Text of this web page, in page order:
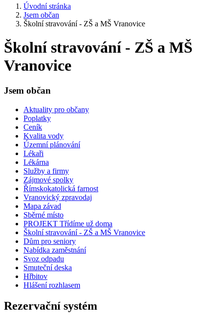
Úvodní stránka
Jsem občan
Školní stravování - ZŠ a MŠ Vranovice
Školní stravování - ZŠ a MŠ
Vranovice
Jsem občan
Aktuality pro občany
Poplatky
Ceník
Kvalita vody
Územní plánování
Lékaři
Lékárna
Služby a firmy
Zájmové spolky
Římskokatolická farnost
Vranovický zpravodaj
Mapa závad
Sběrné místo
PROJEKT Třídíme už doma
Školní stravování - ZŠ a MŠ Vranovice
Dům pro seniory
Nabídka zaměstnání
Svoz odpadu
Smuteční deska
Hřbitov
Hlášení rozhlasem
Rezervační systém